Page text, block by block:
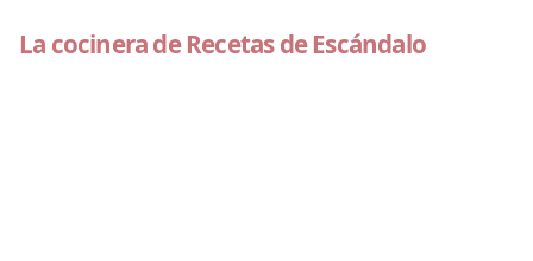
La cocinera de Recetas de Escándalo